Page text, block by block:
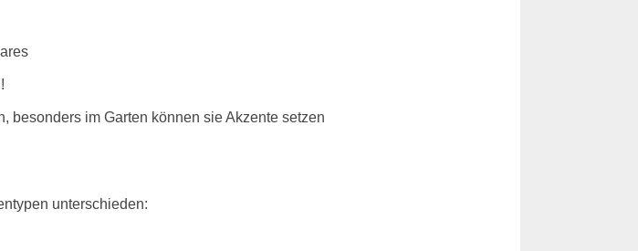
besonders im Garten können sie Akzente setzen
unterschieden: